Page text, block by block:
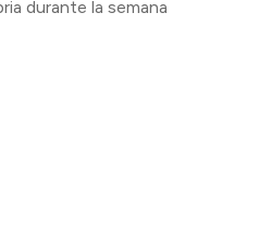
durante la semana